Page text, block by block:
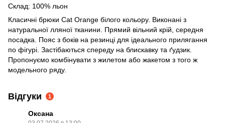
Склад: 100% льон
Класичні брюки Cat Orange білого кольору. Виконані з
натуральної лляної тканини. Прямий вільний крій, середня
посадка. Пояс з боків на резинці для ідеального прилягання
по фігурі. Застібаються спереду на блискавку та ґудзик.
Пропонуємо комбінувати з жилетом або жакетом з того ж
модельного ряду.
Відгуки 1
Оксана